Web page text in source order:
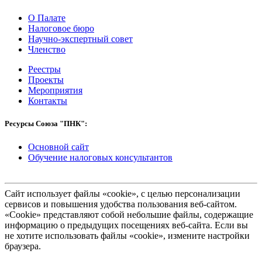
О Палате
Налоговое бюро
Научно-экспертный совет
Членство
Реестры
Проекты
Мероприятия
Контакты
Ресурсы Союза "ПНК":
Основной сайт
Обучение налоговых консультантов
Сайт использует файлы «cookie», с целью персонализации
сервисов и повышения удобства пользования веб-сайтом.
«Cookie» представляют собой небольшие файлы, содержащие
информацию о предыдущих посещениях веб-сайта. Если вы
не хотите использовать файлы «cookie», измените настройки
браузера.